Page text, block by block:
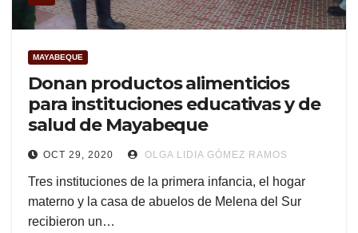
MAYABEQUE
Donan productos alimenticios
para instituciones educativas y de
salud de Mayabeque
OCT 29, 2020 OLGA LIDIA GÓMEZ RAMOS
Tres instituciones de la primera infancia, el hogar
materno y la casa de abuelos de Melena del Sur
recibieron un…